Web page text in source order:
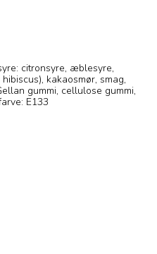
citronsyre, æblesyre,
kakaosmør, smag,
gummi, cellulose gummi,
E133